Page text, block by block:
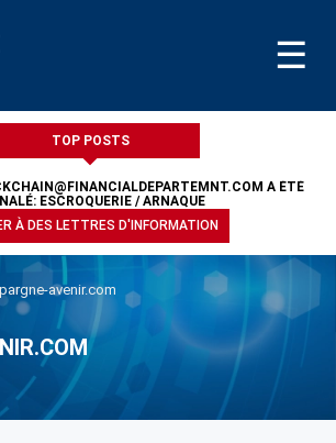
☰
TOP POSTS
A ÉTÉ
ESCROQUERIE / ARNAQUE
À DES LETTRES D'INFORMATION
avenir.com